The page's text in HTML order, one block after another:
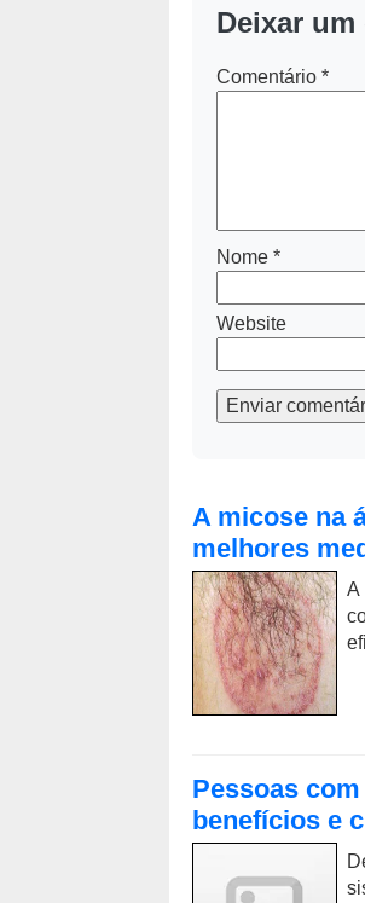
Deixar
Comentário *
Nome *
Website
Enviar
A micose na
melhores
A
Pessoas
benefícios e